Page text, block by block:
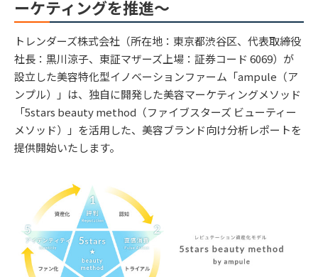
ーケティングを推進～
トレンダーズ株式会社（所在地：東京都渋谷区、代表取締役
社長：黒川涼子、東証マザーズ上場：証券コード 6069）が
設立した美容特化型イノベーションファーム「ampule（ア
ンプル）」は、独自に開発した美容マーケティングメソッド
「5stars beauty method（ファイブスターズ ビューティー
メソッド）」を活用した、美容ブランド向け分析レポートを
提供開始いたします。